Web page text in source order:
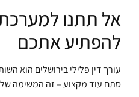
אל תתנו
להפתיע אתכם
עורך דין פלילי בירושלים הוא
סתם עוד מקצוע – זה המשימה